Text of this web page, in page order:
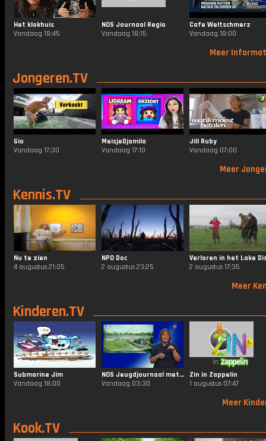
Het klokhuis
Vandaag 18:45
NOS Journaal Regio
Vandaag 18:15
Cafe Weltschmerz
Vandaag 18:00
Meer
Jongeren.TV
Gio
Vandaag 17:30
MeisjeDjamila
Vandaag 17:10
Jill Ruby
Vandaag 07:00
Meer
Kennis.TV
Nu te zien
4 augustus 21:05
NPO Doc
2 augustus 23:25
2 augustus 17:35
Meer
Kinderen.TV
Submarine Jim
Vandaag 18:00
NOS Jeugdjournaal met Gebarentaal
Vandaag 03:30
Zin in Zappelin
1 augustus 07:47
Meer
Kook.TV